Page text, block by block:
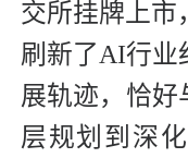
交所挂牌上市
刷新了AI行业
展轨迹，恰好
层规划到深